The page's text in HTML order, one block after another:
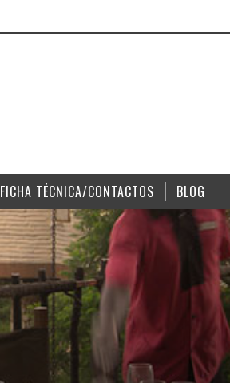
FICHA TÉCNICA/CONTACTOS BLOG